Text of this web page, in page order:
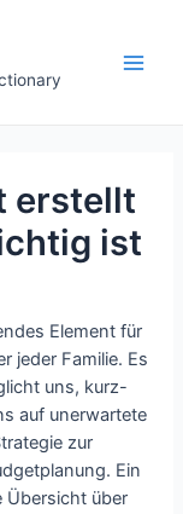
erstellt
ist
Element für
jeder Familie. Es
uns, kurz-
auf unerwartete
zur
Ein
Übersicht über